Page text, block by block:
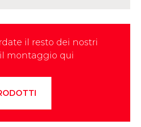
il resto dei nostri
montaggio qui